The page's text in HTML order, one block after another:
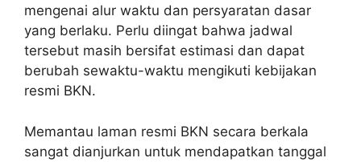
mengenai alur waktu dan persyaratan dasar
yang berlaku. Perlu diingat bahwa jadwal
tersebut masih bersifat estimasi dan dapat
berubah sewaktu-waktu mengikuti kebijakan
resmi BKN.
Memantau laman resmi BKN secara berkala
sangat dianjurkan untuk mendapatkan tanggal